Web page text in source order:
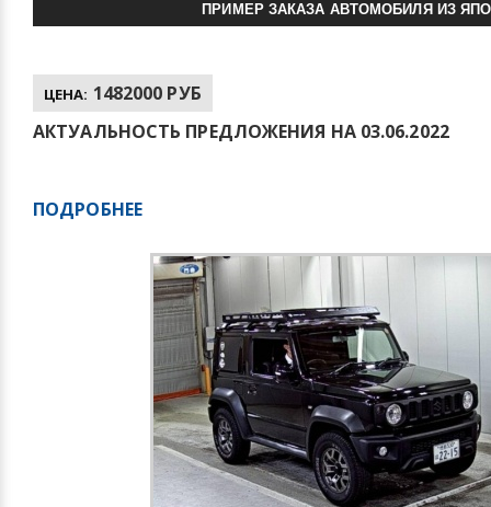
ПРИМЕР ЗАКАЗА АВТОМОБИЛЯ ИЗ
ЦЕНА: 1482000 РУБ
АКТУАЛЬНОСТЬ ПРЕДЛОЖЕНИЯ НА 03.06.2022
ПОДРОБНЕЕ